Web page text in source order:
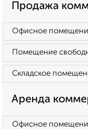
Продажа
Офисное
Помещение
Складское
Аренда
Офисное